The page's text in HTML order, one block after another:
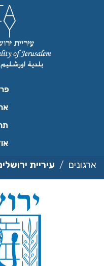
ארגונים עיריית